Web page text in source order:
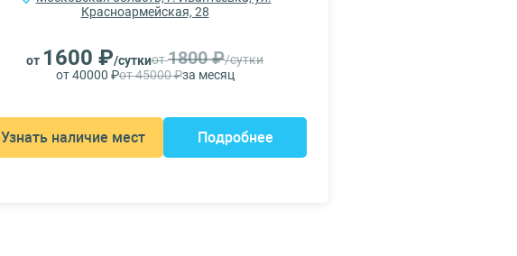
Красноармейская, 28
от 1600 ₽/суткиот1800 ₽/сутки
от 40000 ₽от 45000 ₽за месяц
Узнать наличие мест Подробнее